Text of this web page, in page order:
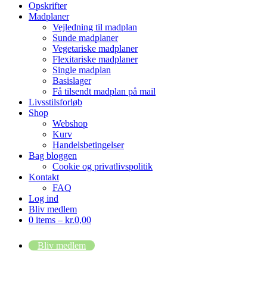
Opskrifter
Madplaner
Vejledning til madplan
Sunde madplaner
Vegetariske madplaner
Flexitariske madplaner
Single madplan
Basislager
Få tilsendt madplan på mail
Livsstilsforløb
Shop
Webshop
Kurv
Handelsbetingelser
Bag bloggen
Cookie og privatlivspolitik
Kontakt
FAQ
Log ind
Bliv medlem
0 items – kr.0,00
Bliv medlem